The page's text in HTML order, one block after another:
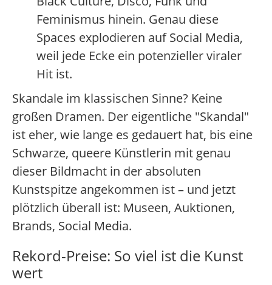
Feminismus hinein. Genau diese
Spaces explodieren auf Social Media,
weil jede Ecke ein potenzieller viraler
Hit ist.
Skandale im klassischen Sinne? Keine
großen Dramen. Der eigentliche "Skandal"
ist eher, wie lange es gedauert hat, bis eine
Schwarze, queere Künstlerin mit genau
dieser Bildmacht in der absoluten
Kunstspitze angekommen ist – und jetzt
plötzlich überall ist: Museen, Auktionen,
Brands, Social Media.
Rekord-Preise: So viel ist die Kunst
wert